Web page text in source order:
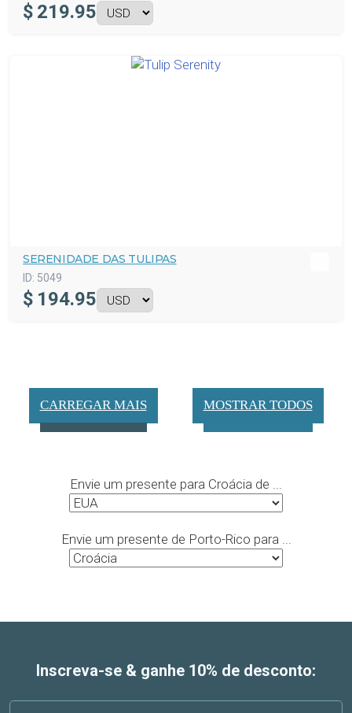
$ 219.95
SERENIDADE DAS TULIPAS
ID: 5049
$ 194.95
CARREGAR MAIS MOSTRAR TODOS
Envie um presente para Croácia de ...
Envie um presente de Porto-Rico para ...
Inscreva-se & ganhe 10% de desconto: